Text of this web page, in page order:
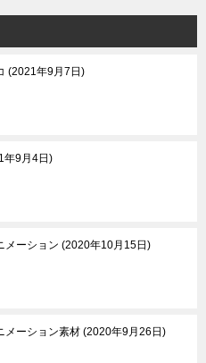
2021年9月7日
年9月4日
メーション 2020年10月15日
メーション素材 2020年9月26日